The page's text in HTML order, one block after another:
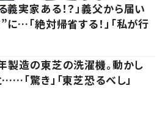
義実家ある！？」義父から届い
…「絶対帰省する！」「私が行
製造の東芝の洗濯機。動かし
「驚き」「東芝恐るべし」